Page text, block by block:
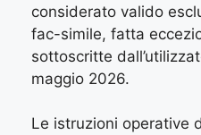
considerato valido
fac-simile, fatta
sottoscritte
maggio 2026.
Le istruzioni operative